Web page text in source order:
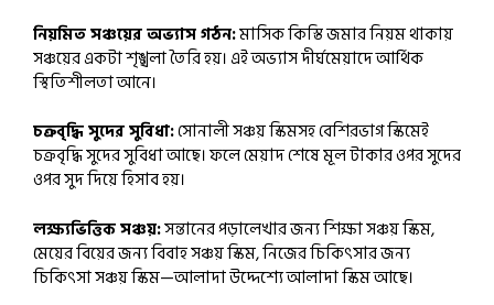
নিয়মিত সঞ্চয়ের অভ্যাস গঠন:মাসিক কিস্তি জমার নিয়ম থাকায়
সঞ্চয়ের একটা শৃঙ্খলা তৈরি হয়। এই অভ্যাস দীর্ঘমেয়াদে আর্থিক
স্থিতিশীলতা আনে।
চক্রবৃদ্ধি সুদের সুবিধা:সোনালী সঞ্চয় স্কিমসহ বেশিরভাগ স্কিমেই
চক্রবৃদ্ধি সুদের সুবিধা আছে। ফলে মেয়াদ শেষে মূল টাকার ওপর সুদের
ওপর সুদ দিয়ে হিসাব হয়।
লক্ষ্যভিত্তিক সঞ্চয়:সন্তানের পড়ালেখার জন্য শিক্ষা সঞ্চয় স্কিম,
মেয়ের বিয়ের জন্য বিবাহ সঞ্চয় স্কিম, নিজের চিকিৎসার জন্য
চিকিৎসা সঞ্চয় স্কিম—আলাদা উদ্দেশ্যে আলাদা স্কিম আছে।